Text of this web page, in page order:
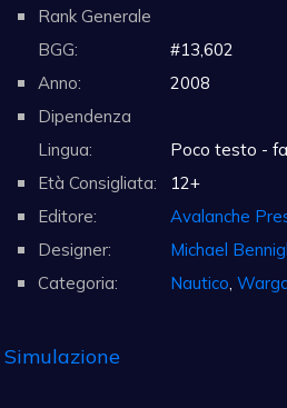
Rank Generale
BGG:
#13,602
Anno:
2008
Dipendenza
Lingua:
Poco testo -
Età Consigliata:
12+
Editore:
Avalanche
Designer:
Michael
Categoria:
Nautico
Simulazione